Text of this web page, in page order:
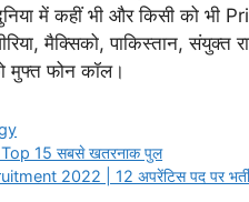
में कहीं भी और किसी को भी
मैक्सिको, पाकिस्तान,
मुफ्त फोन कॉल।
Top 15 सबसे खतरनाक पुल
2022 | 12 अपरेंटिस पद पर